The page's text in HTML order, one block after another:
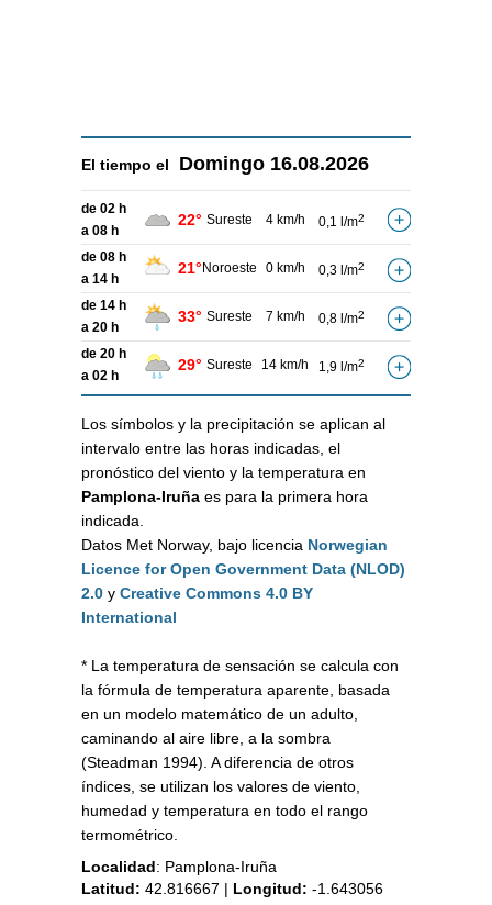
El tiempo el Domingo 16.08.2026
de 02 h
a 08 h
22° Sureste 4 km/h 0,1 l/m2
de 08 h
a 14 h
21° Noroeste 0 km/h 0,3 l/m2
de 14 h
a 20 h
33° Sureste 7 km/h 0,8 l/m2
de 20 h
a 02 h
29° Sureste 14 km/h 1,9 l/m2
Los símbolos y la precipitación se aplican al
intervalo entre las horas indicadas, el
pronóstico del viento y la temperatura en
Pamplona-Iruña es para la primera hora
indicada.
Datos Met Norway, bajo licencia Norwegian
Licence for Open Government Data (NLOD)
2.0 y Creative Commons 4.0 BY
International
* La temperatura de sensación se calcula con
la fórmula de temperatura aparente, basada
en un modelo matemático de un adulto,
caminando al aire libre, a la sombra
(Steadman 1994). A diferencia de otros
índices, se utilizan los valores de viento,
humedad y temperatura en todo el rango
termométrico.
Localidad: Pamplona-Iruña
Latitud: 42.816667 | Longitud: -1.643056